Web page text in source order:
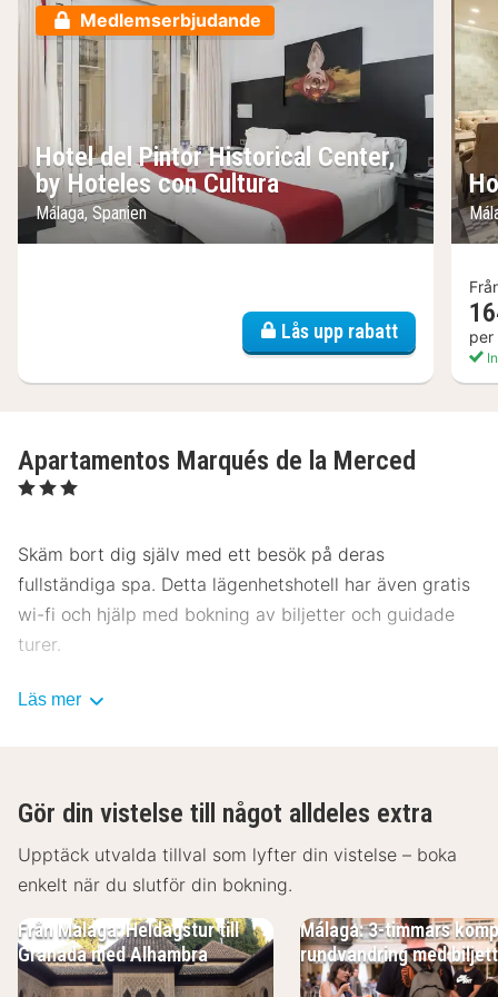
Medlemserbjudande
Hotel del Pintor Historical Center,
by Hoteles con Cultura
Málaga, Spanien
Lås upp rabatt per
Apartamentos Marqués de la Merced
, 3 Stjärnor
Skäm bort dig själv med ett besök på deras
fullständiga spa. Detta lägenhetshotell har även gratis
wi-fi och hjälp med bokning av biljetter och guidade
turer.
Släck törsten med din favoritdrink i boendets bar.
Känn dig som hemma i ett av de 15 luftkonditionerade
rummen som har kök med stor kyl/frys och spishäll.
Gratis wi-fi gör att du kan hålla dig uppkopplad, och
skrivbord och mikrovågsugnar. Städning erbjuds
dagligen.
Läs mer
Gör din vistelse till något alldeles extra
Upptäck utvalda tillval som lyfter din vistelse – boka
enkelt när du slutför din bokning.
Från Malaga: Heldagstur till
Granada med Alhambra
Málaga: 3-timmars
rundvandring med